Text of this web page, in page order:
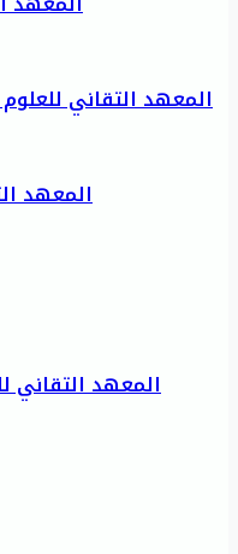
المعهد التقاني للعلوم
المعهد
المعهد التقاني